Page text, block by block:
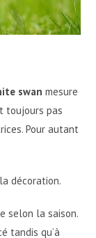
swanmesure
toujours pas
Pour autant
décoration.
selon la saison.
tandis qu’à